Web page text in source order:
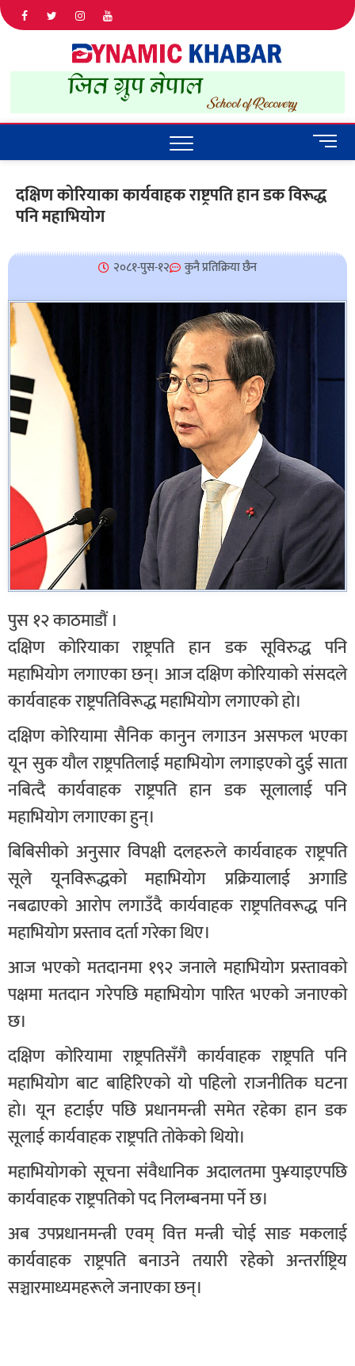
IN NEPAL
M
e
u
n
दक्षिण कोरियाका कार्यवाहक राष्ट्रपति हान डक विरूद्ध
पनि महाभियोग
२०८१-पुस-१२ कुनै प्रतिक्रिया छैन
पुस १२ काठमाडौं ।
दक्षिण कोरियाका राष्ट्रपति हान डक सूविरुद्ध पनि
महाभियोग लगाएका छन्। आज दक्षिण कोरियाको संसदले
कार्यवाहक राष्ट्रपतिविरूद्ध महाभियोग लगाएको हो।
दक्षिण कोरियामा सैनिक कानुन लगाउन असफल भएका
यून सुक यौल राष्ट्रपतिलाई महाभियोग लगाइएको दुई साता
नबित्दै कार्यवाहक राष्ट्रपति हान डक सूलालाई पनि
महाभियोग लगाएका हुन्।
बिबिसीको अनुसार विपक्षी दलहरुले कार्यवाहक राष्ट्रपति
सूले यूनविरूद्धको महाभियोग प्रक्रियालाई अगाडि
नबढाएको आरोप लगाउँदै कार्यवाहक राष्ट्रपतिवरूद्ध पनि
महाभियोग प्रस्ताव दर्ता गरेका थिए।
आज भएको मतदानमा १९२ जनाले महाभियोग प्रस्तावको
पक्षमा मतदान गरेपछि महाभियोग पारित भएको जनाएको
छ।
दक्षिण कोरियामा राष्ट्रपतिसँगै कार्यवाहक राष्ट्रपति पनि
महाभियोग बाट बाहिरिएको यो पहिलो राजनीतिक घटना
हो। यून हटाईए पछि प्रधानमन्त्री समेत रहेका हान डक
सूलाई कार्यवाहक राष्ट्रपति तोकेको थियो।
महाभियोगको सूचना संवैधानिक अदालतमा पु¥याइएपछि
कार्यवाहक राष्ट्रपतिको पद निलम्बनमा पर्ने छ।
अब उपप्रधानमन्त्री एवम् वित्त मन्त्री चोई साङ मकलाई
कार्यवाहक राष्ट्रपति बनाउने तयारी रहेको अन्तर्राष्ट्रिय
सञ्चारमाध्यमहरूले जनाएका छन्।